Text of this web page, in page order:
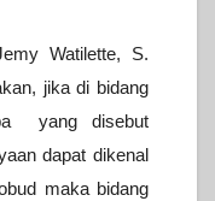
Watilette, S.
jika di bidang
yang disebut
dapat dikenal
maka bidang